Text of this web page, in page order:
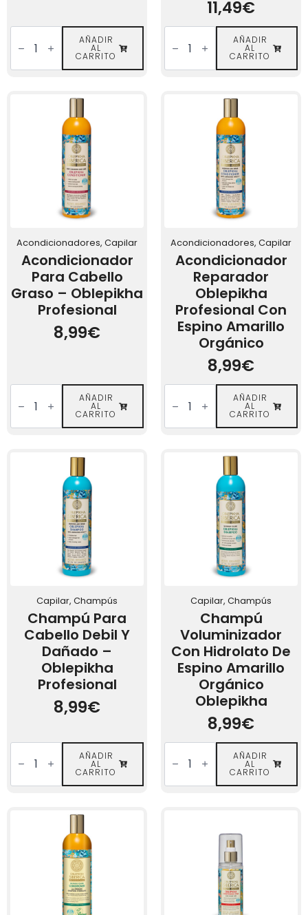
Aceite
Reparador
de
con
Oblepikha
AÑADIR
AL
CARRITO
11,49€
Aceite
Capilar
Reparador
Espino
Profesional
AÑADIR
AL
CARRITO
Acondicionadores, Capilar
Acondicionador
Para Cabello
Graso – Oblepikha
Profesional
8,99€
Acondicionador
para
cabello
-
Profesional
AÑADIR
AL
CARRITO
Acondicionadores, Capilar
Acondicionador
Reparador
Oblepikha
Profesional Con
Espino Amarillo
Orgánico
8,99€
Acondicionador
Reparador
Oblepikha
con
AÑADIR
AL
CARRITO
Capilar, Champús
Champú Para
Cabello Debil Y
Dañado –
Oblepikha
Profesional
8,99€
Champú
para
cabello
y
Profesional
AÑADIR
AL
CARRITO
Capilar, Champús
Champú
Voluminizador
Con Hidrolato De
Espino Amarillo
Orgánico
Oblepikha
8,99€
Champú
Voluminizador
con
de
Oblepikha
AÑADIR
AL
CARRITO